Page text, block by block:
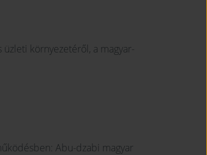
üzleti környezetéről, a magyar-
Abu-dzabi magyar